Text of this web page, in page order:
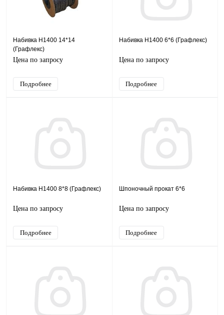
Набивка Н1400 14*14
(Графлекс)
Цена по запросу
Подробнее
Набивка Н1400 6*6 (Графлекс)
Цена по запросу
Подробнее
Набивка Н1400 8*8 (Графлекс)
Цена по запросу
Подробнее
Шпоночный прокат 6*6
Цена по запросу
Подробнее